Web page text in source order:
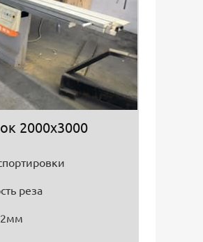
2000х3000
реза
2мм